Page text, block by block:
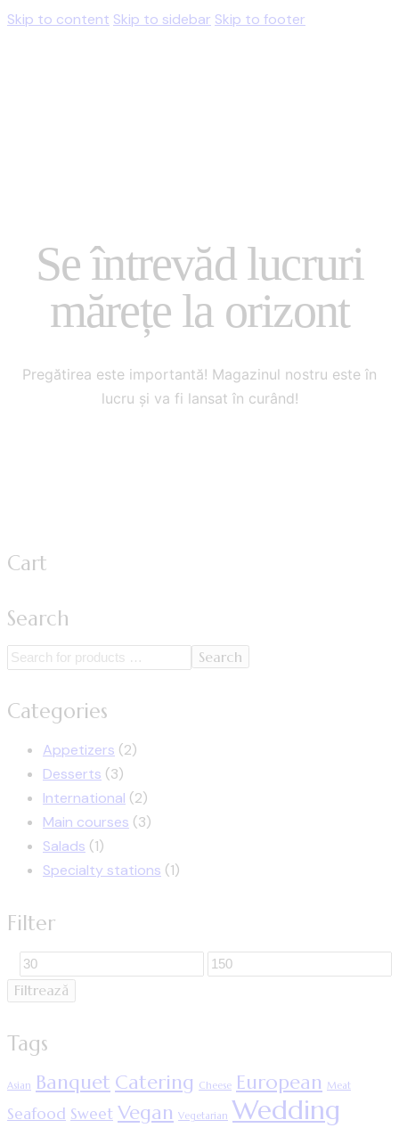
Skip to content Skip to sidebar Skip to footer
Se întrevăd lucruri
mărețe la orizont
Pregătirea este importantă! Magazinul nostru este în
lucru și va fi lansat în curând!
Cart
Search
Search
Categories
Appetizers (2)
Desserts (3)
International (2)
Main courses (3)
Salads (1)
Specialty stations (1)
Filter
Filtrează
Tags
Asian Banquet Catering Cheese European Meat
Seafood Sweet Vegan Vegetarian Wedding